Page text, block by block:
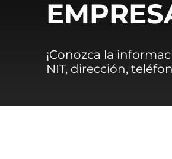
¡Conozca la
NIT, dirección,